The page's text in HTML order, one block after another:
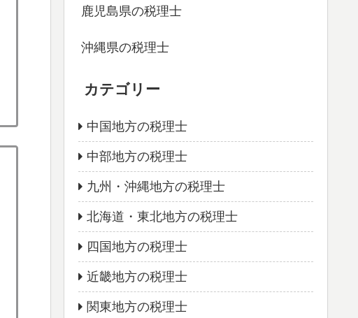
鹿児島県の税理士
沖縄県の税理士
カテゴリー
中国地方の税理士
中部地方の税理士
九州・沖縄地方の税理士
北海道・東北地方の税理士
四国地方の税理士
近畿地方の税理士
関東地方の税理士